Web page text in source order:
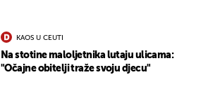
KAOS U CEUTI
Na stotine maloljetnika lutaju ulicama:
"Očajne obitelji traže svoju djecu"